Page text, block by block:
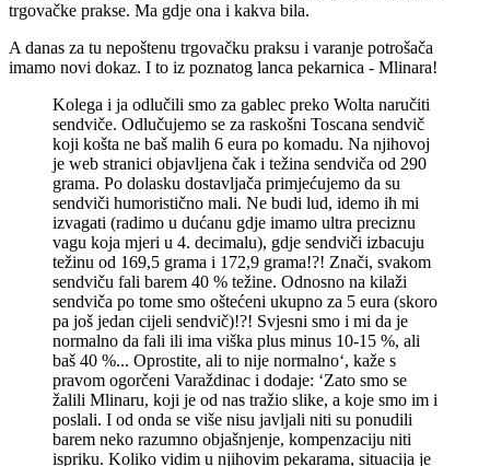
trgovačke prakse. Ma gdje ona i kakva bila.
A danas za tu nepoštenu trgovačku praksu i varanje potrošača
imamo novi dokaz. I to iz poznatog lanca pekarnica - Mlinara!
Kolega i ja odlučili smo za gablec preko Wolta naručiti
sendviče. Odlučujemo se za raskošni Toscana sendvič
koji košta ne baš malih 6 eura po komadu. Na njihovoj
je web stranici objavljena čak i težina sendviča od 290
grama. Po dolasku dostavljača primjećujemo da su
sendviči humoristično mali. Ne budi lud, idemo ih mi
izvagati (radimo u dućanu gdje imamo ultra preciznu
vagu koja mjeri u 4. decimalu), gdje sendviči izbacuju
težinu od 169,5 grama i 172,9 grama!?! Znači, svakom
sendviču fali barem 40 % težine. Odnosno na kilaži
sendviča po tome smo oštećeni ukupno za 5 eura (skoro
pa još jedan cijeli sendvič)!?! Svjesni smo i mi da je
normalno da fali ili ima viška plus minus 10-15 %, ali
baš 40 %... Oprostite, ali to nije normalno‘, kaže s
pravom ogorčeni Varaždinac i dodaje: ‘Zato smo se
žalili Mlinaru, koji je od nas tražio slike, a koje smo im i
poslali. I od onda se više nisu javljali niti su ponudili
barem neko razumno objašnjenje, kompenzaciju niti
ispriku. Koliko vidim u njihovim pekarama, situacija je